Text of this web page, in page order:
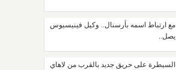
مع ارتباط اسمه بأرسنال.. وكيل فينيسيوس
يصل..
السيطرة على حريق جديد بالقرب من لاهاي